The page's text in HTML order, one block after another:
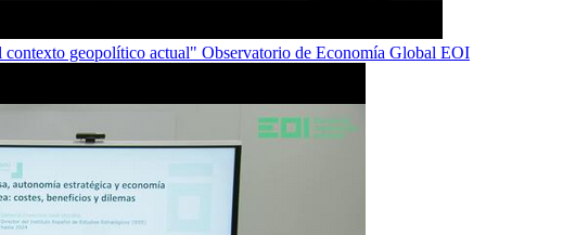
geopolítico actual" Observatorio de Economía Global EOI